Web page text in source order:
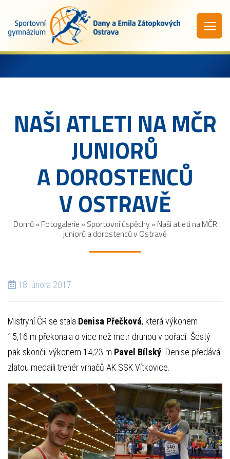
NAŠI ATLETI NA MČR
JUNIORŮ
A DOROSTENCŮ
V OSTRAVĚ
Domů »Fotogalerie »Sportovní úspěchy »Naši atleti na MČR
juniorů a dorostenců v Ostravě
18. února 2017
Mistryní ČR se stala Denisa Přečková, která výkonem
15,16 m překonala o více než metr druhou v pořadí. Šestý
pak skončil výkonem 14,23 m Pavel Bílský. Denise předává
zlatou medaili trenér vrhačů AK SSK Vítkovice.